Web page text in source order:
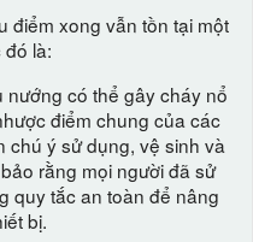
điểm xong vẫn tồn tại một
là:
có thể gây cháy nổ
điểm chung của các
chú ý sử dụng, vệ sinh và
rằng mọi người đã sử
quy tắc an toàn để nâng
bị.